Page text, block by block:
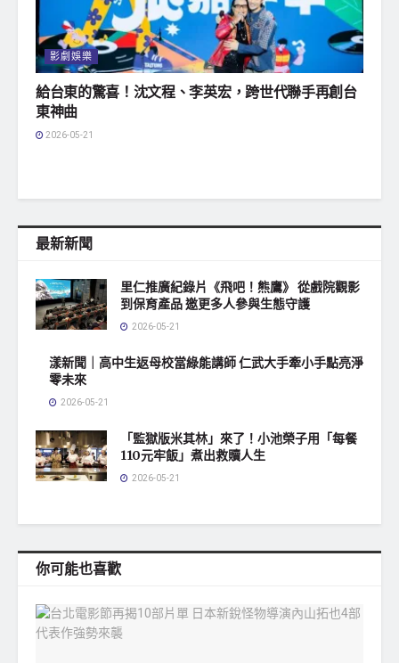
影劇娛樂
給台東的驚喜！沈文程、李英宏，跨世代聯手再創台
東神曲
2026-05-21
最新新聞
里仁推廣紀錄片《飛吧！熊鷹》 從戲院觀影
到保育產品 邀更多人參與生態守護
2026-05-21
漾新聞｜高中生返母校當綠能講師 仁武大手牽小手點亮淨
零未來
2026-05-21
「監獄版米其林」來了！小池榮子用「每餐
110元牢飯」煮出救贖人生
2026-05-21
你可能也喜歡